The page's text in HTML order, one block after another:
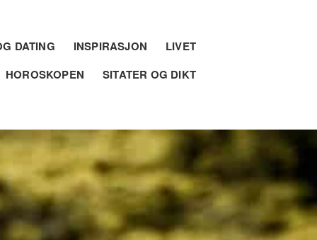
DATING INSPIRASJON
LIVET
HOROSKOPEN
SITATER OG DIKT